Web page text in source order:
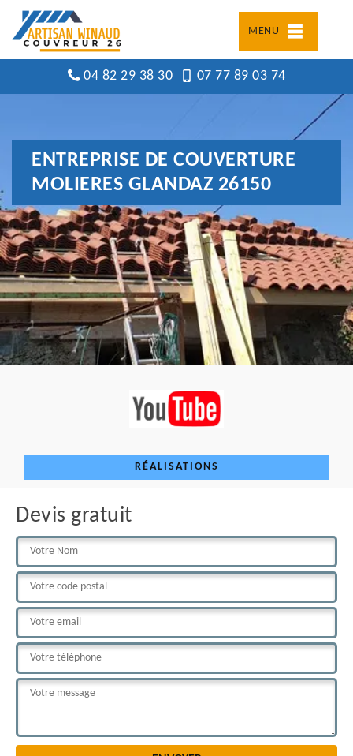
MENU
04 82 29 38 30 07 77 89 03 74
ENTREPRISE DE COUVERTURE
MOLIERES GLANDAZ 26150
RÉALISATIONS
Devis gratuit